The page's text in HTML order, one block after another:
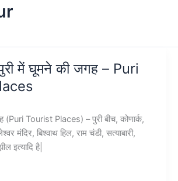
में घूमने की जगह – Puri
(Puri Tourist Places) – पुरी बीच, कोणार्क,
मंदिर, बिश्वाथ हिल, राम चंडी, सत्याबारी,
इत्यादि है|